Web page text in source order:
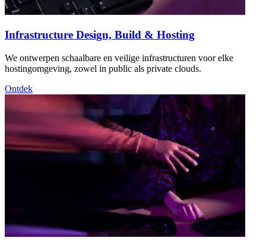
Infrastructure Design, Build & Hosting
We ontwerpen schaalbare en veilige infrastructuren voor elke
hostingomgeving, zowel in public als private clouds.
Ontdek